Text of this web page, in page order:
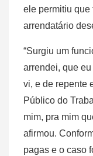
ele permitiu que
arrendatário
“Surgiu um
arrendei, que
vi, e de repente
Público do
mim, pra mim
afirmou.
pagas e o caso